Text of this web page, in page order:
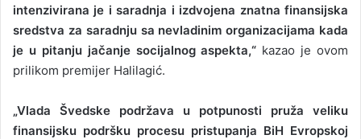
intenzivirana je i saradnja i izdvojena znatna finansijska
sredstva za saradnju sa nevladinim organizacijama kada
je u pitanju jačanje socijalnog aspekta,“ kazao je ovom
prilikom premijer Halilagić.
„Vlada Švedske podržava u potpunosti pruža veliku
finansijsku podršku procesu pristupanja BiH Evropskoj